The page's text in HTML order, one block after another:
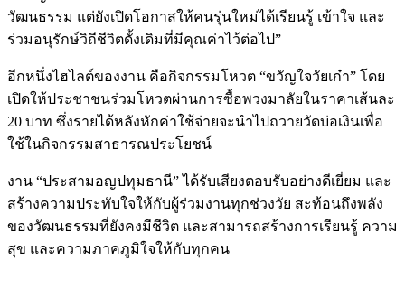
วัฒนธรรม แต่ยังเปิดโอกาสให้คนรุ่นใหม่ได้เรียนรู้ เข้าใจ และ
ร่วมอนุรักษ์วิถีชีวิตดั้งเดิมที่มีคุณค่าไว้ต่อไป”
อีกหนึ่งไฮไลต์ของงาน คือกิจกรรมโหวต “ขวัญใจวัยเก๋า” โดย
เปิดให้ประชาชนร่วมโหวตผ่านการซื้อพวงมาลัยในราคาเส้นละ
20 บาท ซึ่งรายได้หลังหักค่าใช้จ่ายจะนำไปถวายวัดบ่อเงินเพื่อ
ใช้ในกิจกรรมสาธารณประโยชน์
งาน “ประสามอญปทุมธานี” ได้รับเสียงตอบรับอย่างดีเยี่ยม และ
สร้างความประทับใจให้กับผู้ร่วมงานทุกช่วงวัย สะท้อนถึงพลัง
ของวัฒนธรรมที่ยังคงมีชีวิต และสามารถสร้างการเรียนรู้ ความ
สุข และความภาคภูมิใจให้กับทุกคน